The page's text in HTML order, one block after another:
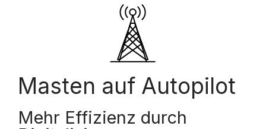
Masten auf Autopilot
Mehr Effizienz durch